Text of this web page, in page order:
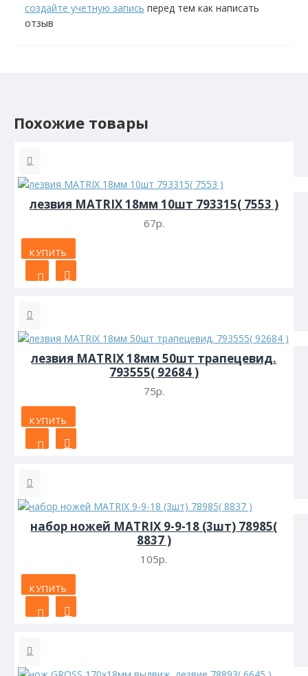
создайте учетную запись перед тем как написать
отзыв
Похожие товары
лезвия MATRIX 18мм 10шт 793315( 7553 )
67р.
КУПИТЬ
лезвия MATRIX 18мм 50шт трапецевид.
793555( 92684 )
75р.
КУПИТЬ
набор ножей MATRIX 9-9-18 (3шт) 78985(
8837 )
105р.
КУПИТЬ